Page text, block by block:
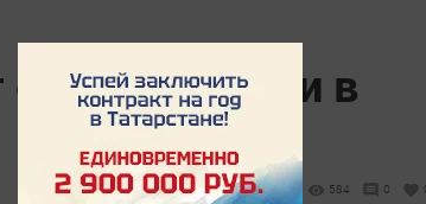
похолодании в
584 0